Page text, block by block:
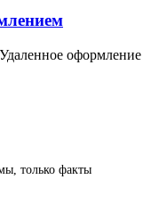
оформление
только факты